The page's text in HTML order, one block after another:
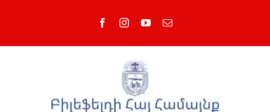
FacebookInstagramYouTube
E-